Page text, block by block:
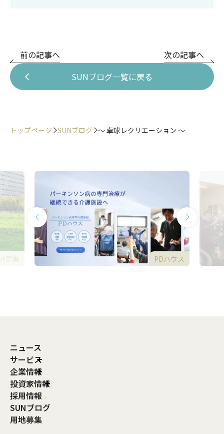
前の記事へ
SUNブログ一覧に戻る
次の記事へ
トップページ SUNブログ ～ 卓球レクリエーション ～
PDハウス
ニュース
サービス
企業情報
投資家情報
採用情報
SUNブログ
用地募集